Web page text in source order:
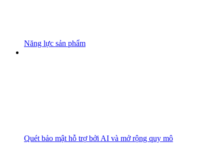
Năng lực sản phẩm
Quét bảo mật hỗ trợ bởi AI và mở rộng quy mô